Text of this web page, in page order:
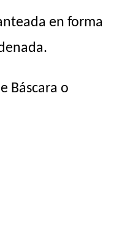
en forma
Báscara o